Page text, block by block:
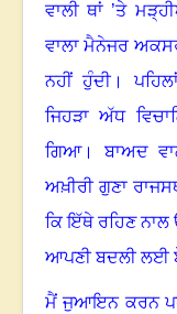
ਵਾਲੀ ਥਾਂ ’ਤੇ
ਵਾਲਾ ਮੈਨੇਜਰ
ਨਹੀਂ ਹੁੰਦੀ।
ਜਿਹੜਾ ਅੱਧ
ਗਿਆ।ਬਾਅਦ
ਅਖ਼ੀਰੀ ਗੁਣਾ
ਕਿ ਇੱਥੇ ਰਹਿਣ ਨਾਲ
ਆਪਣੀ ਬਦਲੀ ਲਈ
ਮੈਂ ਜੁਆਇਨ ਕਰਨ